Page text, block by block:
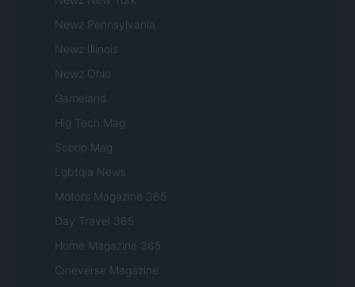
Newz Pennsylvania
Newz Illinois
Newz Ohio
Gameland
Hig Tech Mag
Scoop Mag
Lgbtqia News
Motors Magazine 365
Day Travel 365
Home Magazine 365
Cineverse Magazine